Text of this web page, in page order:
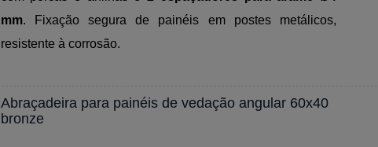
mm. Fixação segura de painéis em postes metálicos,
resistente à corrosão.
Abraçadeira para painéis de vedação angular 60x40
bronze